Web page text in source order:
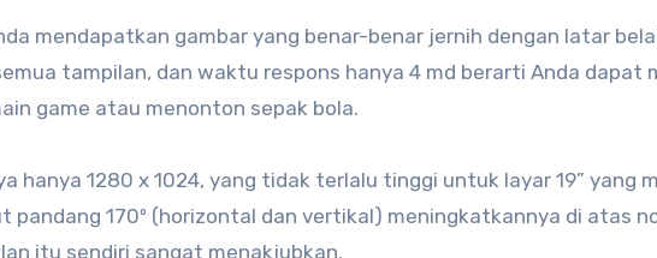
mendapatkan gambar yang benar-benar jernih dengan latar
tampilan, dan waktu respons hanya 4 md berarti Anda dapat
game atau menonton sepak bola.
hanya 1280 x 1024, yang tidak terlalu tinggi untuk layar 19” yang
pandang 170º (horizontal dan vertikal) meningkatkannya di atas
itu sendiri sangat menakjubkan.